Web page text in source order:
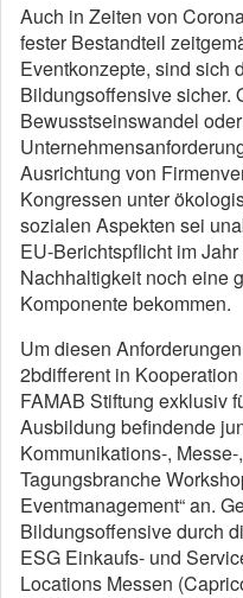
Auch in Zeiten von
fester Bestandteil
Eventkonzepte, sind sich
Bildungsoffensive sicher.
Bewusstseinswandel
Ausrichtung von
Kongressen unter
sozialen Aspekten sei
EU-Berichtspflicht im
Nachhaltigkeit noch eine
Komponente bekommen.
Um diesen
2bdifferent in
FAMAB Stiftung exklusiv
Ausbildung befindende
Kommunikations-,
Tagungsbranche
Eventmanagement“ an.
Bildungsoffensive durch
ESG Einkaufs- und
Locations Messen